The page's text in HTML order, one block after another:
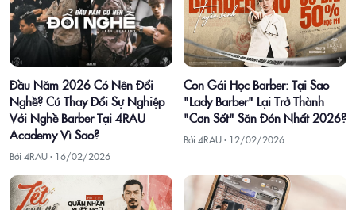
Đầu Năm 2026 Có Nên Đổi
Nghề? Cú Thay Đổi Sự Nghiệp
Với Nghề Barber Tại 4RAU
Academy Vì Sao?
Bởi 4RAU · 16/02/2026
Con Gái Học Barber: Tại Sao
"Lady Barber" Lại Trở Thành
"Cơn Sốt" Săn Đón Nhất 2026?
Bởi 4RAU · 12/02/2026